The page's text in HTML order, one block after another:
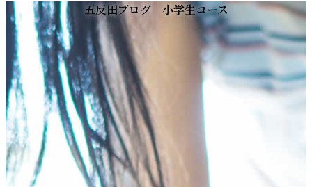
コ
ン
テ
ン
ツ
へ
ス
キ
ッ
プ
ナ
ビ
ゲ
ー
シ
ョ
ン
に
移
動
HOME
プログラム
年齢別コースの紹介
小学生コース
中学生コース
高校生コース
下高井戸校の特徴
Adventure Down Under
スタディツアーについて
五反田ブログ 小学生コース